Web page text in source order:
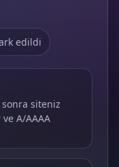
edildi
sonra siteniz
A/AAAA